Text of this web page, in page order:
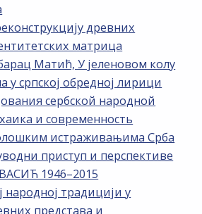
древних
матрица
Матић, У јеленовом колу
у српској обредној лирици
сербской народной
и современность
истраживањима Срба
приступ и перспективе
1946–2015
народној традицији у
представа и